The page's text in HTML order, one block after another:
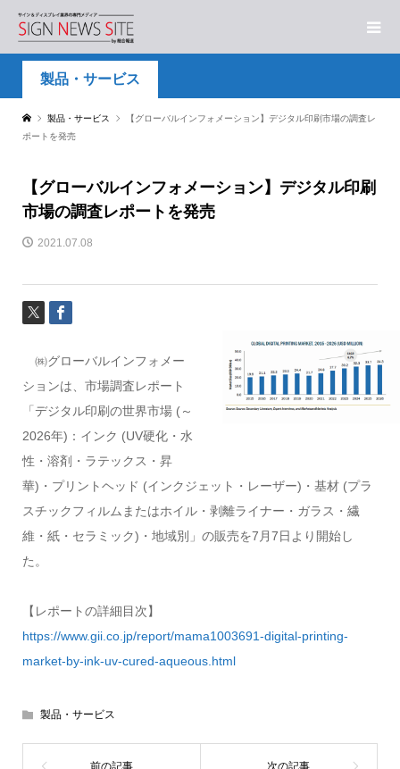
製品・サービス
製品・サービス
【グローバルインフォメーション】デジタル印刷市場の調査レ
ポートを発売
【グローバルインフォメーション】デジタル印刷
市場の調査レポートを発売
2021.07.08
㈱グローバルインフォメー
ションは、市場調査レポート
「デジタル印刷の世界市場 (～
2026年)：インク (UV硬化・水
性・溶剤・ラテックス・昇
華)・プリントヘッド (インクジェット・レーザー)・基材 (プラ
スチックフィルムまたはホイル・剥離ライナー・ガラス・繊
維・紙・セラミック)・地域別」の販売を7月7日より開始し
た。
【レポートの詳細目次】
https://www.gii.co.jp/report/mama1003691-digital-printing-
market-by-ink-uv-cured-aqueous.html
製品・サービス